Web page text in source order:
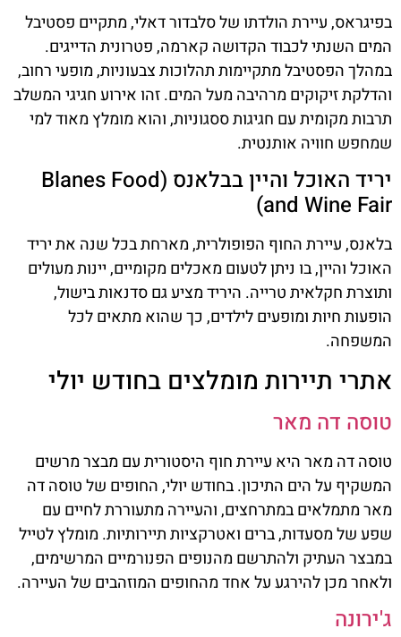
בפיגראס, עיירת הולדתו של סלבדור דאלי, מתקיים פסטיבל
המים השנתי לכבוד הקדושה קארמה, פטרונית הדייגים.
במהלך הפסטיבל מתקיימות תהלוכות צבעוניות, מופעי רחוב,
והדלקת זיקוקים מרהיבה מעל המים. זהו אירוע חגיגי המשלב
תרבות מקומית עם חגיגות ססגוניות, והוא מומלץ מאוד למי
שמחפש חוויה אותנטית.
יריד האוכל והיין בבלאנס (Blanes Food
and Wine Fair)
בלאנס, עיירת החוף הפופולרית, מארחת בכל שנה את יריד
האוכל והיין, בו ניתן לטעום מאכלים מקומיים, יינות מעולים
ותוצרת חקלאית טרייה. היריד מציע גם סדנאות בישול,
הופעות חיות ומופעים לילדים, כך שהוא מתאים לכל
המשפחה.
אתרי תיירות מומלצים בחודש יולי
טוסה דה מאר
טוסה דה מאר היא עיירת חוף היסטורית עם מבצר מרשים
המשקיף על הים התיכון. בחודש יולי, החופים של טוסה דה
מאר מתמלאים במתרחצים, והעיירה מתעוררת לחיים עם
שפע של מסעדות, ברים ואטרקציות תיירותיות. מומלץ לטייל
במבצר העתיק ולהתרשם מהנופים הפנורמיים המרשימים,
ולאחר מכן להירגע על אחד מהחופים המוזהבים של העיירה.
ג'ירונה